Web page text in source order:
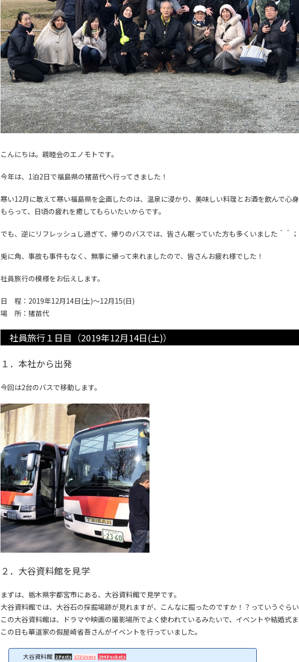
こんにちは。親睦会のエノモトです。
今年は、1泊2日で福島県の猪苗代へ行ってきました！
寒い12月に敢えて寒い福島県を企画したのは、温泉に浸かり、美味しい料理とお酒を飲んで心
もらって、日頃の疲れを癒してもらいたいからです。
でも、逆にリフレッシュし過ぎて、帰りのバスでは、皆さん眠っていた方も多くいました＾＾；
兎に角、事故も事件もなく、無事に帰って来れましたので、皆さんお疲れ様でした！
社員旅行の模様をお伝えします。
日 程：2019年12月14日(土)～12月15(日)
場 所：猪苗代
社員旅行１日目（2019年12月14日(土)）
１．本社から出発
今回は2台のバスで移動します。
２．大谷資料館を見学
まずは、栃木県宇都宮市にある、大谷資料館で見学です。
大谷資料館では、大谷石の採掘場跡が見れますが、こんなに掘ったのですか！？っていうぐらい
この大谷資料館は、ドラマや映画の撮影場所でよく使われているみたいで、イベントや結婚式ま
この日も華道家の假屋崎省吾さんがイベントを行っていました。
大谷資料館 2 Posts 172 Users 294 Pockets